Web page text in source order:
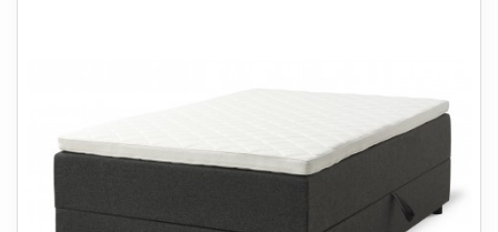
LAMPER
+
ENTREMØBLER